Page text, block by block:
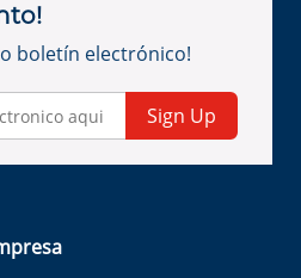
boletín electrónico!
Sign Up